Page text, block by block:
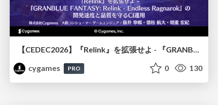
【CEDEC2026】『Relink』を拡張せよ - 『GRANBLUE FANTASY: Relink - Endless Ragnarok』の開発速度と品質を守るCI運用
cygames
PRO 0 130